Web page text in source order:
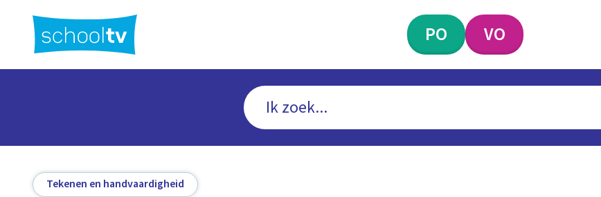
hoofdinhoud
PO VO
Tekenen en handvaardigheid